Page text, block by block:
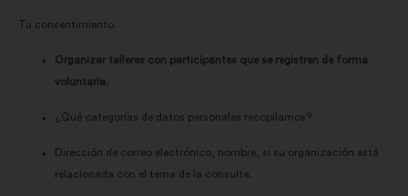
Tu consentimiento.
Organizar talleres con participantes que se registren de forma
voluntaria.
¿Qué categorías de datos personales recopilamos?
Dirección de correo electrónico, nombre, si su organización está
relacionada con el tema de la consulta.